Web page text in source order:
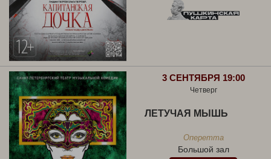
3 СЕНТЯБРЯ 19:00
Четверг
ЛЕТУЧАЯ МЫШЬ
Оперетта
Большой зал